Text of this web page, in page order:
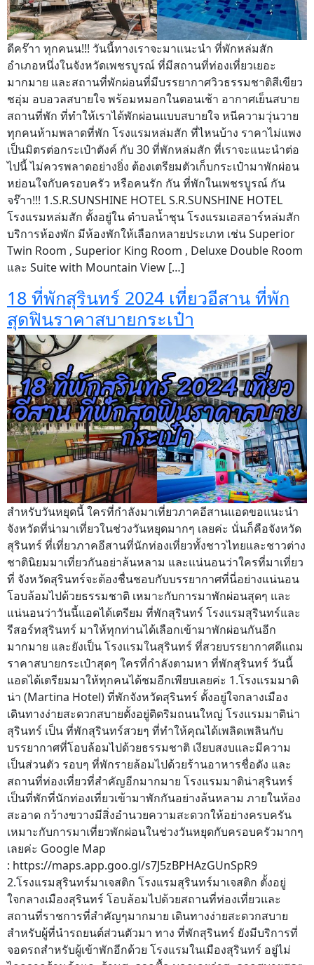
ดีคร๊าา ทุกคนน!!! วันนี้ทางเราจะมาแนะนำ ที่พักหล่มสัก
อำเภอหนึ่งในจังหวัดเพชรบูรณ์ ที่มีสถานที่ท่องเที่ยวเยอะ
มากมาย และสถานที่พักผ่อนที่มีบรรยากาศวิวธรรมชาติสีเขียว
ชอุ่ม อบอวลสบายใจ พร้อมหมอกในตอนเช้า อากาศเย็นสบาย
สถานที่พัก ที่ทำให้เราได้พักผ่อนแบบสบายใจ หนีความวุ่นวาย
ทุกคนห้ามพลาดที่พัก โรงแรมหล่มสัก ที่ไหนบ้าง ราคาไม่แพง
เป็นมิตรต่อกระเป๋าตังค์ กับ 30 ที่พักหล่มสัก ที่เราจะแนะนำต่อ
ไปนี้ ไม่ควรพลาดอย่างยิ่ง ต้องเตรียมตัวเก็บกระเป๋ามาพักผ่อน
หย่อนใจกับครอบครัว หรือคนรัก กัน ที่พักในเพชรบูรณ์ กัน
จร๊าา!!! 1.S.R.SUNSHINE HOTEL S.R.SUNSHINE HOTEL
โรงแรมหล่มสัก ตั้งอยู่ใน ตำบลน้ำชุน โรงแรมเอสอาร์หล่มสัก
บริการห้องพัก มีห้องพักให้เลือกหลายประเภท เช่น Superior
Twin Room , Superior King Room , Deluxe Double Room
และ Suite with Mountain View […]
18 ที่พักสุรินทร์ 2024 เที่ยวอีสาน ที่พัก
สุดฟินราคาสบายกระเป๋า
สำหรับวันหยุดนี้ ใครที่กำลังมาเที่ยวภาคอีสานแอดขอแนะนำ
จังหวัดที่น่ามาเที่ยวในช่วงวันหยุดมากๆ เลยค่ะ นั่นก็คือจังหวัด
สุรินทร์ ที่เที่ยวภาคอีสานที่นักท่องเที่ยวทั้งชาวไทยและชาวต่าง
ชาตินิยมมาเที่ยวกันอย่าล้นหลาม และแน่นอนว่าใครที่มาเที่ยว
ที่ จังหวัดสุรินทร์จะต้องชื่นชอบกับบรรยากาศที่นี่อย่างแน่นอน
โอบล้อมไปด้วยธรรมชาติ เหมาะกับการมาพักผ่อนสุดๆ และ
แน่นอนว่าวันนี้แอดได้เตรียม ที่พักสุรินทร์ โรงแรมสุรินทร์และ
รีสอร์ทสุรินทร์ มาให้ทุกท่านได้เลือกเข้ามาพักผ่อนกันอีก
มากมาย และยังเป็น โรงแรมในสุรินทร์ ที่สวยบรรยากาศดีแถม
ราคาสบายกระเป๋าสุดๆ ใครที่กำลังตามหา ที่พักสุรินทร์ วันนี้
แอดได้เตรียมมาให้ทุกคนได้ชมอีกเพียบเลยค่ะ 1.โรงแรมมาติ
น่า (Martina Hotel) ที่พักจังหวัดสุรินทร์ ตั้งอยู่ใจกลางเมือง
เดินทางง่ายสะดวกสบายตั้งอยู่ติดริมถนนใหญ่ โรงแรมมาติน่า
สุรินทร์ เป็น ที่พักสุรินทร์สวยๆ ที่ทำให้คุณได้เพลิดเพลินกับ
บรรยากาศที่โอบล้อมไปด้วยธรรมชาติ เงียบสงบและมีความ
เป็นส่วนตัว รอบๆ ที่พักรายล้อมไปด้วยร้านอาหารชื่อดัง และ
สถานที่ท่องเที่ยวที่สำคัญอีกมากมาย โรงแรมมาติน่าสุรินทร์
เป็นที่พักที่นักท่องเที่ยวเข้ามาพักกันอย่างล้นหลาม ภายในห้อง
สะอาด กว้างขวางมีสิ่งอำนวยความสะดวกให้อย่างครบครัน
เหมาะกับการมาเที่ยวพักผ่อนในช่วงวันหยุดกับครอบครัวมากๆ
เลยค่ะ Google Map
: https://maps.app.goo.gl/s7J5zBPHAzGUnSpR9
2.โรงแรมสุรินทร์มาเจสติก โรงแรมสุรินทร์มาเจสติก ตั้งอยู่
ใจกลางเมืองสุรินทร์ โอบล้อมไปด้วยสถานที่ท่องเที่ยวและ
สถานที่ราชการที่สำคัญๆมากมาย เดินทางง่ายสะดวกสบาย
สำหรับผู้ที่นำรถยนต์ส่วนตัวมา ทาง ที่พักสุรินทร์ ยังมีบริการที่
จอดรถสำหรับผู้เข้าพักอีกด้วย โรงแรมในเมืองสุรินทร์ อยู่ไม่